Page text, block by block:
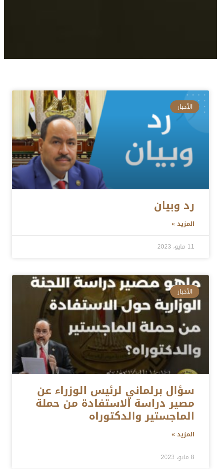
الأخبار
رد وبيان
المزيد »
11 مايو، 2023
الأخبار
سؤال برلماني لرئيس الوزراء عن
مصير دراسة الاستفادة من حملة
الماجستير والدكتوراه
المزيد »
8 مايو، 2023